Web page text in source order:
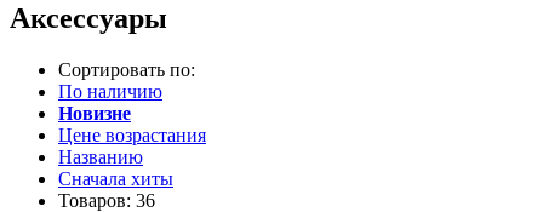
Аксессуары
Сортировать по:
По наличию
Новизне
Цене возрастания
Названию
Сначала хиты
Товаров: 36